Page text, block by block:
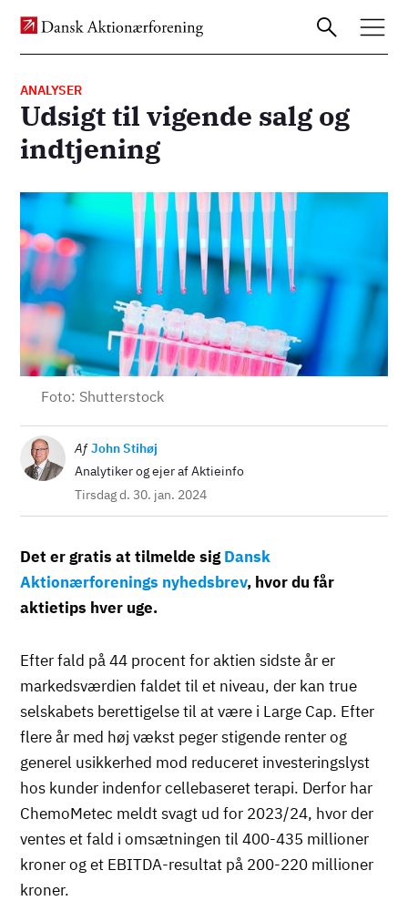
Gå
til
ANALYSER
Udsigt til vigende salg og
indtjening
Billede
Foto: Shutterstock
Billede Af John Stihøj
Analytiker og ejer af Aktieinfo
Tirsdag d. 30. jan. 2024
Det er gratis at tilmelde sigDansk
Aktionærforenings nyhedsbrev, hvor du får
aktietips hver uge.
Efter fald på 44 procent for aktien sidste år er
markedsværdien faldet til et niveau, der kan true
selskabets berettigelse til at være i Large Cap. Efter
flere år med høj vækst peger stigende renter og
generel usikkerhed mod reduceret investeringslyst
hos kunder indenfor cellebaseret terapi. Derfor har
ChemoMetec meldt svagt ud for 2023/24, hvor der
ventes et fald i omsætningen til 400-435 millioner
kroner og et EBITDA-resultat på 200-220 millioner
kroner.